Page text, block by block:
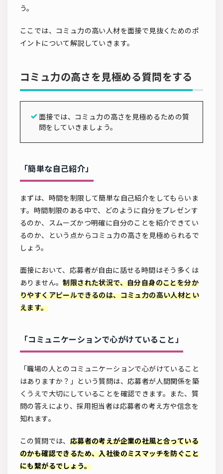
う。
ここでは、コミュ力の高い人材を面接で見抜くためのポ
イントについて解説していきます。
コミュ力の高さを見極める質問をする
面接では、コミュ力の高さを見極めるための質
問をしていきましょう。
「簡単な自己紹介」
まずは、時間を制限して簡単な自己紹介をしてもらいま
す。時間制限のある中で、どのように自分をプレゼンす
るのか、スムーズかつ明確に自分のことを紹介できてい
るのか、という点からコミュ力の高さを見極められるで
しょう。
面接において、応募者が自由に話せる時間はそう多くは
ありません。制限された状況で、自分自身のことを分か
りやすくアピールできるのは、コミュ力の高い人材とい
えます。
「コミュニケーションで心がけていること」
「職場の人とのコミュニケーションで心がけていること
はありますか？」という質問は、応募者が人間関係を築
くうえで大切にしていることを確認できます。また、質
問の答えにより、採用担当者は応募者の考え方や信念を
知れます。
この質問では、 応募者の考えが企業の社風と合っている
のかも確認できるため、入社後のミスマッチを防ぐこと
にも繋がるでしょう。